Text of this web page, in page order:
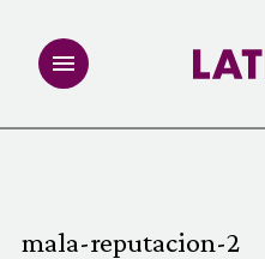
mala-reputacion-2